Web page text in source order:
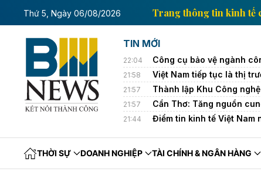
Thứ 5, Ngày 06/08/2026
kinh tế của Thông tấn xã Việt Nam Trang thông
TIN MỚI
22:04 Công cụ bảo vệ ngành
21:58 Việt Nam tiếp tục là thị
21:57 Thành lập Khu Công
21:57 Cần Thơ: Tăng nguồn
21:44 Điểm tin kinh tế Việt Nam
THỜI SỰ DOANH NGHIỆP TÀI CHÍNH & NGÂN HÀNG